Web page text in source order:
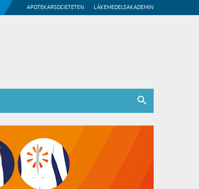
APOTEKARSOCIETETEN LÄKEMEDELSAKADEMIN